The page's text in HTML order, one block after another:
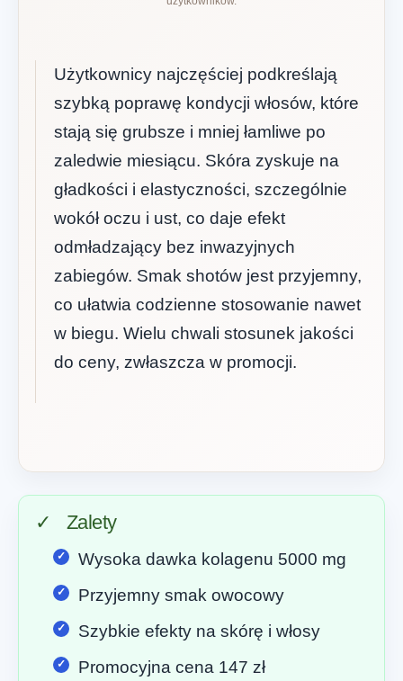
Użytkownicy najczęściej podkreślają
szybką poprawę kondycji włosów, które
stają się grubsze i mniej łamliwe po
zaledwie miesiącu. Skóra zyskuje na
gładkości i elastyczności, szczególnie
wokół oczu i ust, co daje efekt
odmładzający bez inwazyjnych
zabiegów. Smak shotów jest przyjemny,
co ułatwia codzienne stosowanie nawet
w biegu. Wielu chwali stosunek jakości
do ceny, zwłaszcza w promocji.
✓ Zalety
Wysoka dawka kolagenu 5000 mg
Przyjemny smak owocowy
Szybkie efekty na skórę i włosy
Promocyjna cena 147 zł